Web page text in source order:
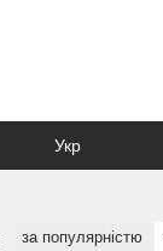
Укр
за популярністю